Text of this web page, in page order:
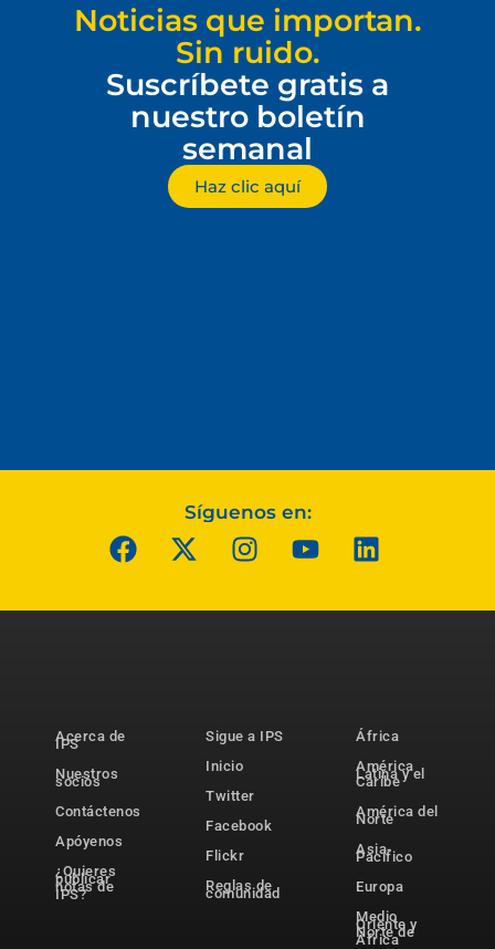
Noticias que importan.
Sin ruido.
Suscríbete gratis a
nuestro boletín
semanal
Haz clic aquí
Síguenos en:
Acerca de
IPS
Nuestros
socios
Contáctenos
Apóyenos
¿Quieres
publicar
notas de
IPS?
Sigue a IPS
Inicio
Twitter
Facebook
Flickr
Reglas de
comunidad
África
América
Latina y el
Caribe
América del
Norte
Asia-
Pacífico
Europa
Medio
Oriente y
Norte de
África